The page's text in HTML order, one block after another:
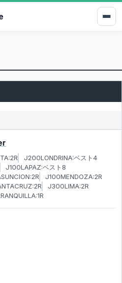
J200LONDRINA:ベスト4
J100LAPAZ:ベスト8
J100MENDOZA:2R
J300LIMA:2R